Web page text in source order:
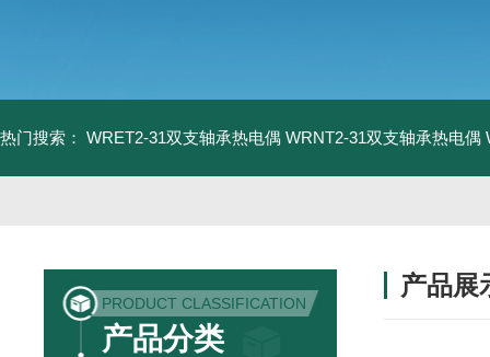
热门搜索： WRET2-31双支轴承热电偶 WRNT2-31双支轴承热电偶
PRODUCT CLASSIFICATION
产品分类
产品展